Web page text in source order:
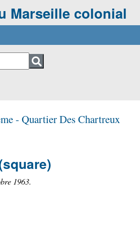
Marseille colonial
- QuartierDes Chartreux
1963.